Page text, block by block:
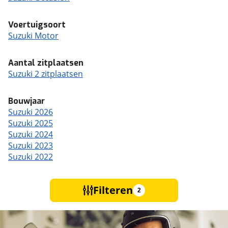
Voertuigsoort
Suzuki Motor
Aantal zitplaatsen
Suzuki 2 zitplaatsen
Bouwjaar
Suzuki 2026
Suzuki 2025
Suzuki 2024
Suzuki 2023
Suzuki 2022
Filteren 2